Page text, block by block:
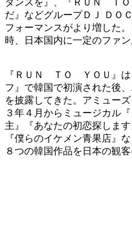
だ』などグループＤＪ ＤＯ
フォーマンスがより増した
時、日本国内に一定のファ
『ＲＵＮ ＴＯ ＹＯＵ』は
フ』で韓国で初演された後
を披露してきた。アミュー
３年４月からミュージカル
主』『あなたの初恋探しま
『僕らのイケメン青果店』
８つの韓国作品を日本の観客